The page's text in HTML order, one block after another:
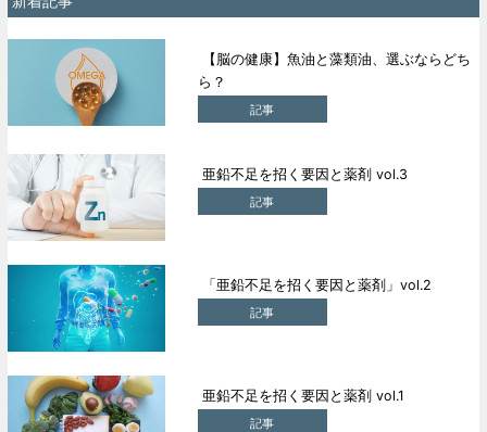
【脳の健康】魚油と藻類油、選ぶならどち
ら？
記事
亜鉛不足を招く要因と薬剤 vol.3
記事
「亜鉛不足を招く要因と薬剤」vol.2
記事
亜鉛不足を招く要因と薬剤 vol.1
記事